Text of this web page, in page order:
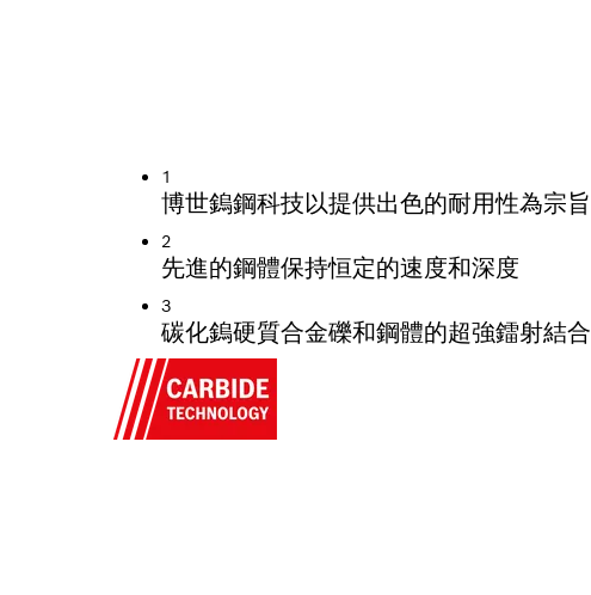
1
博世鎢鋼科技以提供出色的耐用性為宗旨
2
先進的鋼體保持恒定的速度和深度
3
碳化鎢硬質合金礫和鋼體的超強鐳射結合